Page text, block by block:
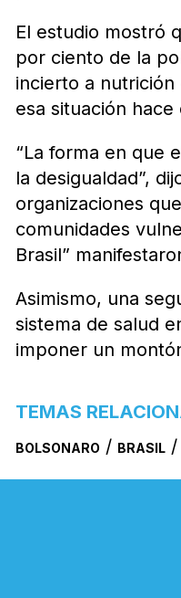
El estudio mostró
por ciento de la
incierto a
esa situación hace
“La forma en que
la desigualdad”,
organizaciones
comunidades
Brasil”
Asimismo, una
sistema de salud
imponer un
TEMAS
BOLSONARO / BRASIL /